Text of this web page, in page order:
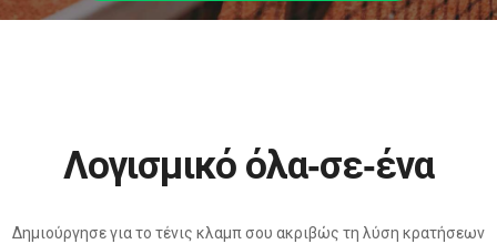
Λογισμικό όλα‑σε‑ένα
Δημιούργησε για το τένις κλαμπ σου ακριβώς τη λύση κρατήσεων